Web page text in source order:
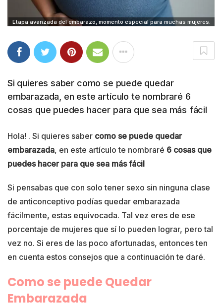
Etapa avanzada del embarazo, momento especial para muchas mujeres.
Si quieres saber como se puede quedar
embarazada, en este artículo te nombraré 6
cosas que puedes hacer para que sea más fácil
Hola! . Si quieres saber como se puede quedar
embarazada, en este artículo te nombraré 6 cosas que
puedes hacer para que sea más fácil
Si pensabas que con solo tener sexo sin ninguna clase
de anticonceptivo podías quedar embarazada
fácilmente, estas equivocada. Tal vez eres de ese
porcentaje de mujeres que sí lo pueden lograr, pero tal
vez no. Si eres de las poco afortunadas, entonces ten
en cuenta estos consejos que a continuación te daré.
Como se puede Quedar
Embarazada